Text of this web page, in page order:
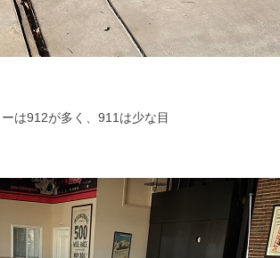
は912が多く、911は少な目